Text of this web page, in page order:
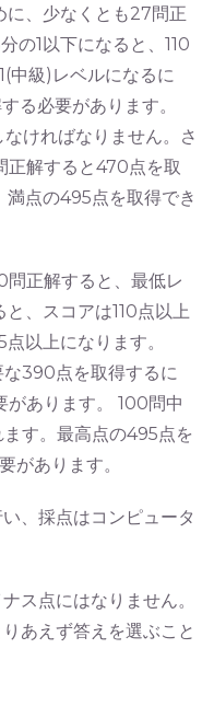
、少なくとも27問正
の1以下になると、110
中級)レベルになるに
る必要があります。
ければなりません。さ
正解すると470点を取
点の495点を取得でき
正解すると、最低レ
、スコアは110点以上
以上になります。
390点を取得するに
あります。 100問中
す。最高点の495点を
があります。
、採点はコンピュータ
ス点にはなりません。
あえず答えを選ぶこと